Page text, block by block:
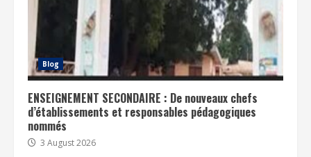
Blog
ENSEIGNEMENT SECONDAIRE : De nouveaux chefs
d’établissements et responsables pédagogiques
nommés
3 August 2026